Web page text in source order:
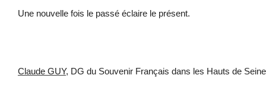
Une nouvelle fois le passé éclaire le présent.
Claude GUY, DG du Souvenir Français dans les Hauts de